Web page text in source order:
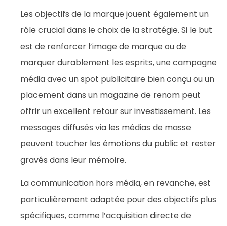
Les objectifs de la marque jouent également un
rôle crucial dans le choix de la stratégie. Si le but
est de renforcer l’image de marque ou de
marquer durablement les esprits, une campagne
média avec un spot publicitaire bien conçu ou un
placement dans un magazine de renom peut
offrir un excellent retour sur investissement. Les
messages diffusés via les médias de masse
peuvent toucher les émotions du public et rester
gravés dans leur mémoire.
La communication hors média, en revanche, est
particulièrement adaptée pour des objectifs plus
spécifiques, comme l’acquisition directe de